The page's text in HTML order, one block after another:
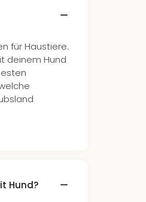
für Haustiere.
deinem Hund
Hund?